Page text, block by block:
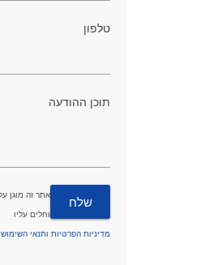
טלפון
תוכן ההודעה
וחלים עליו
מדיניות הפרטיות ותנאי השימוש